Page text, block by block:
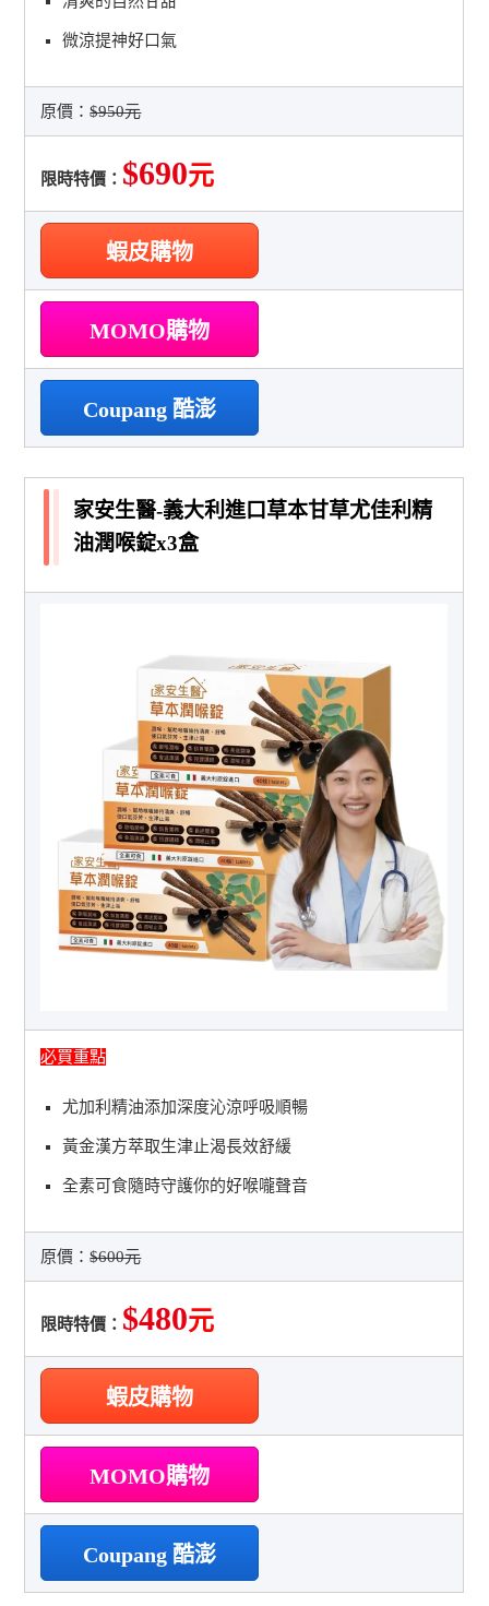
微涼提神好口氣
原價：$950元
限時特價： $690元
蝦皮購物
MOMO購物
Coupang 酷澎
家安生醫-義大利進口草本甘草尤佳利精
油潤喉錠x3盒
必買重點
尤加利精油添加深度沁涼呼吸順暢
黃金漢方萃取生津止渴長效舒緩
全素可食隨時守護你的好喉嚨聲音
原價：$600元
限時特價： $480元
蝦皮購物
MOMO購物
Coupang 酷澎